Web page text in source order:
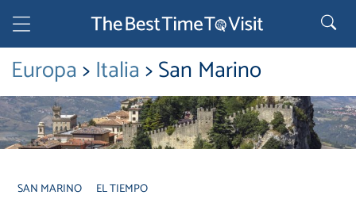
Europa>Italia> San Marino
SAN MARINO EL TIEMPO